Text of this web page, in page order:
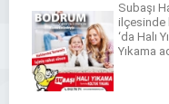
Subaşı
ilçesinde
‘da Halı
Yıkama